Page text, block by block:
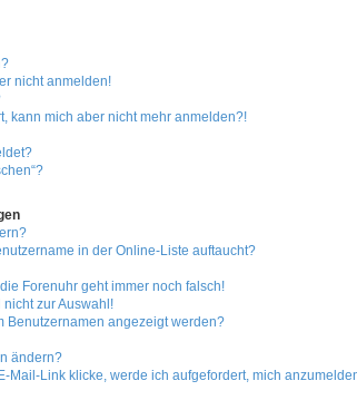
nicht anmelden!
kann mich aber nicht mehr anmelden?!
in der Online-Liste auftaucht?
Forenuhr geht immer noch falsch!
zur Auswahl!
Benutzernamen angezeigt werden?
ändern?
Mail-Link klicke, werde ich aufgefordert, mich